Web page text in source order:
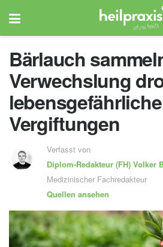
Bärlauch
Verwechslung
lebensgefährliche
Vergiftungen
Verfasst von
Diplom-Redakteur (FH) Volker
Medizinischer Fachredakteur
Quellen ansehen